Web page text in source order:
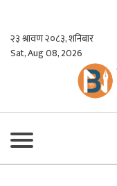
content
२३ श्रावण २०८३, शनिबार
Sat, Aug 08, 2026